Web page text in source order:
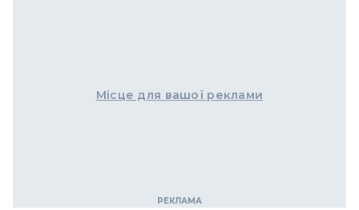
Місце для вашої реклами